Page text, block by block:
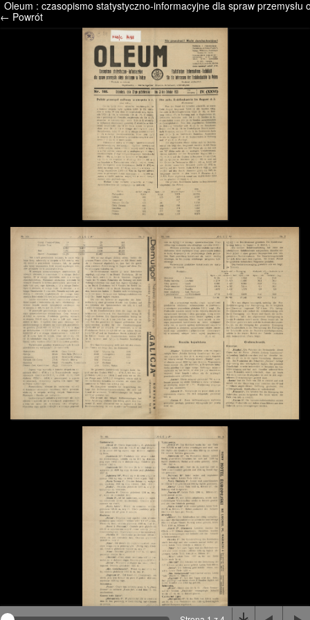
/* */ /* */ /* pliki_strona_po_stronie */
Oleum : czasopismo statystyczno-informacyjne dla spraw przemysłu
← Powrót
Na stronie wykorzystywane są pliki cookie, bądź
podobne rozwiązania. Aby poznać szczegóły zapoznaj
polityką prywatności.
Rozumiem